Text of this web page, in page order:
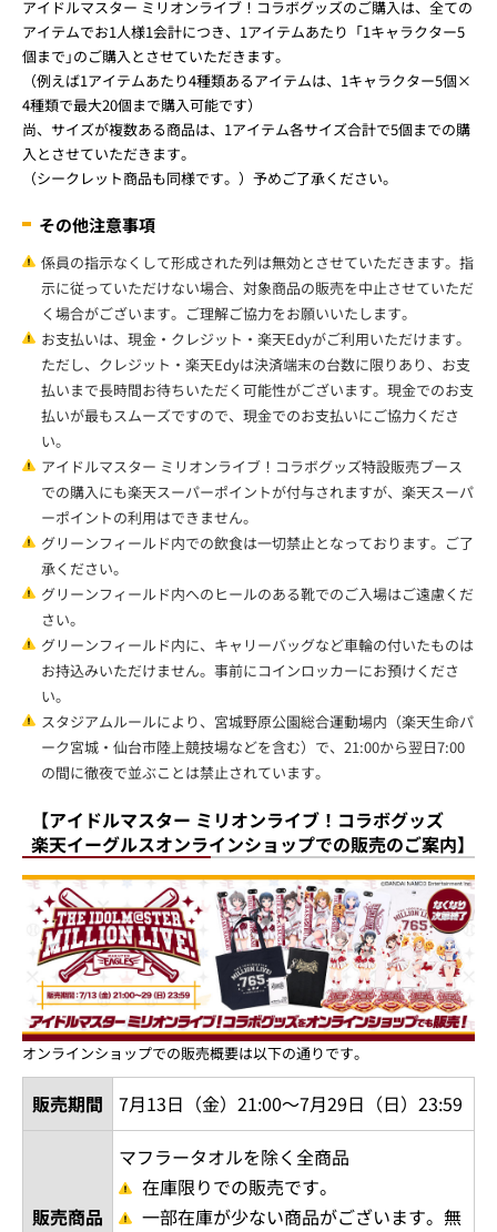
アイドルマスター ミリオンライブ！コラボグッズのご購入は、全ての
アイテムでお1人様1会計につき、1アイテムあたり「1キャラクター5
個まで｣のご購入とさせていただきます。
（例えば1アイテムあたり4種類あるアイテムは、1キャラクター5個×
4種類で最大20個まで購入可能です）
尚、サイズが複数ある商品は、1アイテム各サイズ合計で5個までの購
入とさせていただきます。
（シークレット商品も同様です。）予めご了承ください。
その他注意事項
係員の指示なくして形成された列は無効とさせていただきます。指
示に従っていただけない場合、対象商品の販売を中止させていただ
く場合がございます。ご理解ご協力をお願いいたします。
お支払いは、現金・クレジット・楽天Edyがご利用いただけます。
ただし、クレジット・楽天Edyは決済端末の台数に限りあり、お支
払いまで長時間お待ちいただく可能性がございます。現金でのお支
払いが最もスムーズですので、現金でのお支払いにご協力くださ
い。
アイドルマスター ミリオンライブ！コラボグッズ特設販売ブース
での購入にも楽天スーパーポイントが付与されますが、楽天スーパ
ーポイントの利用はできません。
グリーンフィールド内での飲食は一切禁止となっております。ご了
承ください。
グリーンフィールド内へのヒールのある靴でのご入場はご遠慮くだ
さい。
グリーンフィールド内に、キャリーバッグなど車輪の付いたものは
お持込みいただけません。事前にコインロッカーにお預けくださ
い。
スタジアムルールにより、宮城野原公園総合運動場内（楽天生命パ
ーク宮城・仙台市陸上競技場などを含む）で、21:00から翌日7:00
の間に徹夜で並ぶことは禁止されています。
【アイドルマスター ミリオンライブ！コラボグッズ
楽天イーグルスオンラインショップでの販売のご案内】
オンラインショップでの販売概要は以下の通りです。
販売期間 7月13日（金）21:00～7月29日（日）23:59
販売商品
マフラータオルを除く全商品
在庫限りでの販売です。
一部在庫が少ない商品がございます。無